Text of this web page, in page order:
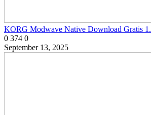
KORG Modwave Native Download Gratis
0 374 0
September 13, 2025